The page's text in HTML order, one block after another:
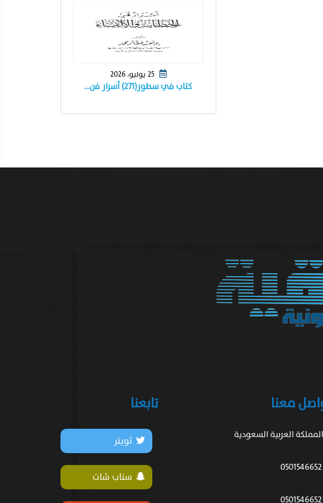
كتاب في سطور(٢٧١) أسرار فن…
معنا
المملكة العربية السعودية
0501546652
0501546652
تابعنا
تويتر
سناب شات